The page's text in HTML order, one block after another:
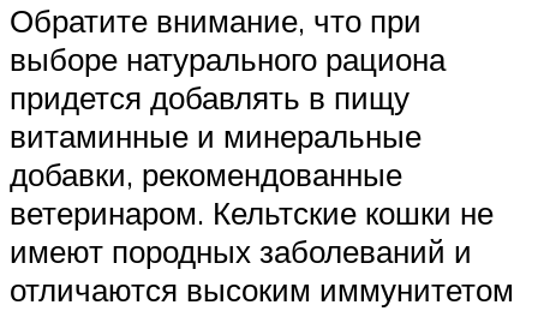
Обратите внимание, что при
выборе натурального рациона
придется добавлять в пищу
витаминные и минеральные
добавки, рекомендованные
ветеринаром. Кельтские кошки не
имеют породных заболеваний и
отличаются высоким иммунитетом